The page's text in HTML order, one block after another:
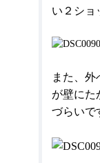
い２ショ
また、
が壁にた
づらいで